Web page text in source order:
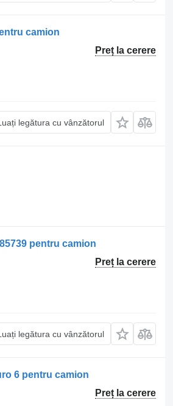
camion
Preț la cerere
legătura cu vânzătorul
pentru camion
Preț la cerere
legătura cu vânzătorul
6 pentru camion
Preț la cerere